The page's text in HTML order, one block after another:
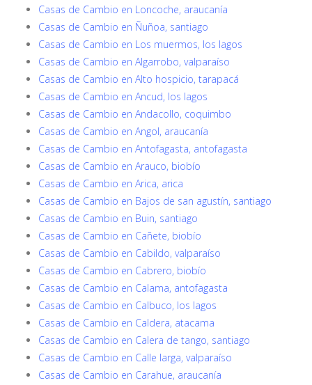
Casas de Cambio en Loncoche, araucanía
Casas de Cambio en Ñuñoa, santiago
Casas de Cambio en Los muermos, los lagos
Casas de Cambio en Algarrobo, valparaíso
Casas de Cambio en Alto hospicio, tarapacá
Casas de Cambio en Ancud, los lagos
Casas de Cambio en Andacollo, coquimbo
Casas de Cambio en Angol, araucanía
Casas de Cambio en Antofagasta, antofagasta
Casas de Cambio en Arauco, biobío
Casas de Cambio en Arica, arica
Casas de Cambio en Bajos de san agustín, santiago
Casas de Cambio en Buin, santiago
Casas de Cambio en Cañete, biobío
Casas de Cambio en Cabildo, valparaíso
Casas de Cambio en Cabrero, biobío
Casas de Cambio en Calama, antofagasta
Casas de Cambio en Calbuco, los lagos
Casas de Cambio en Caldera, atacama
Casas de Cambio en Calera de tango, santiago
Casas de Cambio en Calle larga, valparaíso
Casas de Cambio en Carahue, araucanía